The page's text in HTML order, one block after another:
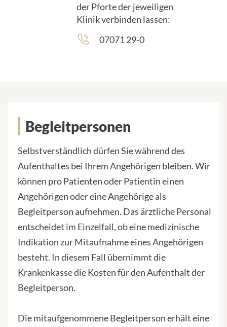
der Pforte der jeweiligen
Klinik verbinden lassen:
07071 29-0
Begleitpersonen
Selbstverständlich dürfen Sie während des
Aufenthaltes bei Ihrem Angehörigen bleiben. Wir
können pro Patienten oder Patientin einen
Angehörigen oder eine Angehörige als
Begleitperson aufnehmen. Das ärztliche Personal
entscheidet im Einzelfall, ob eine medizinische
Indikation zur Mitaufnahme eines Angehörigen
besteht. In diesem Fall übernimmt die
Krankenkasse die Kosten für den Aufenthalt der
Begleitperson.
Die mitaufgenommene Begleitperson erhält eine